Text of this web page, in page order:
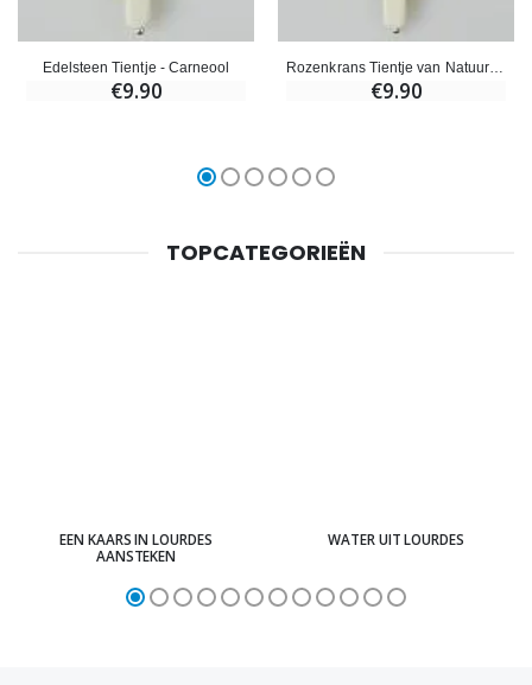
Edelsteen Tientje - Carneool
€9.90
Rozenkrans Tientje van Natuursteen - Howliet
€9.90
TOPCATEGORIEËN
EEN KAARS IN LOURDES
AANSTEKEN
WATER UIT LOURDES